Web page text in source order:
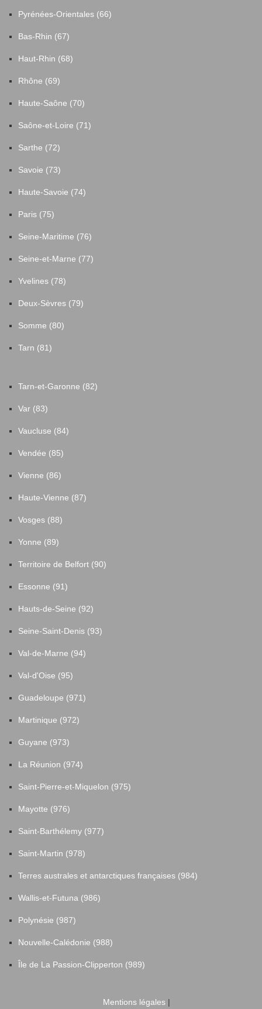
Pyrénées-Orientales (66)
Bas-Rhin (67)
Haut-Rhin (68)
Rhône (69)
Haute-Saône (70)
Saône-et-Loire (71)
Sarthe (72)
Savoie (73)
Haute-Savoie (74)
Paris (75)
Seine-Maritime (76)
Seine-et-Marne (77)
Yvelines (78)
Deux-Sèvres (79)
Somme (80)
Tarn (81)
Tarn-et-Garonne (82)
Var (83)
Vaucluse (84)
Vendée (85)
Vienne (86)
Haute-Vienne (87)
Vosges (88)
Yonne (89)
Territoire de Belfort (90)
Essonne (91)
Hauts-de-Seine (92)
Seine-Saint-Denis (93)
Val-de-Marne (94)
Val-d'Oise (95)
Guadeloupe (971)
Martinique (972)
Guyane (973)
La Réunion (974)
Saint-Pierre-et-Miquelon (975)
Mayotte (976)
Saint-Barthélemy (977)
Saint-Martin (978)
Terres australes et antarctiques françaises (984)
Wallis-et-Futuna (986)
Polynésie (987)
Nouvelle-Calédonie (988)
Île de La Passion-Clipperton (989)
Mentions légales|